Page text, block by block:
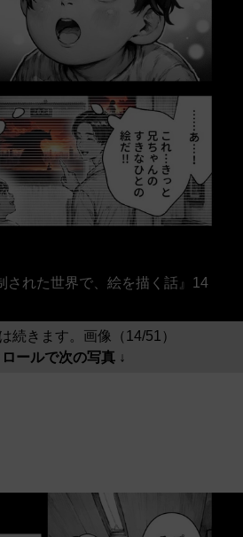
された世界で、絵を描く話』14
続きます。画像（14/51）
ロールで次の写真 ↓